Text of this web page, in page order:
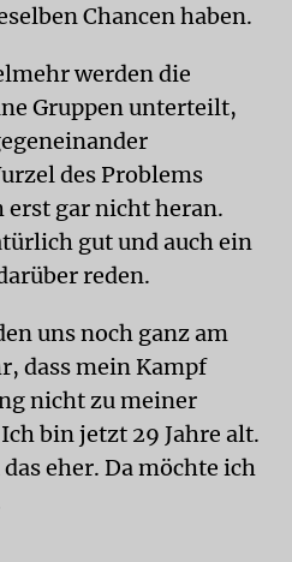
Chancen haben.
werden die
Gruppen unterteilt,
des Problems
gar nicht heran.
gut und auch ein
reden.
uns noch ganz am
dass mein Kampf
nicht zu meiner
bin jetzt 29 Jahre alt.
eher. Da möchte ich